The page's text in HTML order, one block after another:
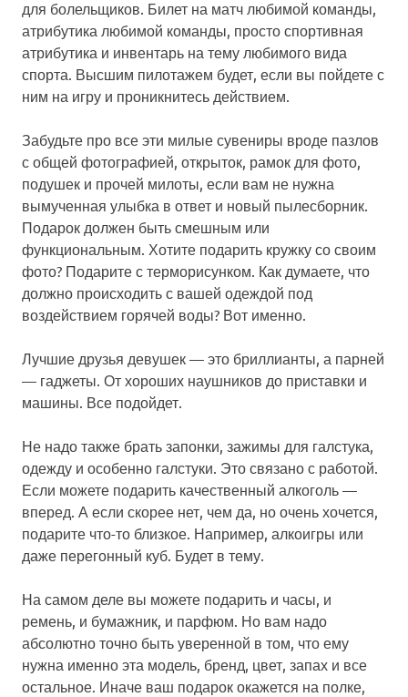
для болельщиков. Билет на матч любимой команды,
атрибутика любимой команды, просто спортивная
атрибутика и инвентарь на тему любимого вида
спорта. Высшим пилотажем будет, если вы пойдете с
ним на игру и проникнитесь действием.
Забудьте про все эти милые сувениры вроде пазлов
с общей фотографией, открыток, рамок для фото,
подушек и прочей милоты, если вам не нужна
вымученная улыбка в ответ и новый пылесборник.
Подарок должен быть смешным или
функциональным. Хотите подарить кружку со своим
фото? Подарите с терморисунком. Как думаете, что
должно происходить с вашей одеждой под
воздействием горячей воды? Вот именно.
Лучшие друзья девушек — это бриллианты, а парней
— гаджеты. От хороших наушников до приставки и
машины. Все подойдет.
Не надо также брать запонки, зажимы для галстука,
одежду и особенно галстуки. Это связано с работой.
Если можете подарить качественный алкоголь —
вперед. А если скорее нет, чем да, но очень хочется,
подарите что-то близкое. Например, алкоигры или
даже перегонный куб. Будет в тему.
На самом деле вы можете подарить и часы, и
ремень, и бумажник, и парфюм. Но вам надо
абсолютно точно быть уверенной в том, что ему
нужна именно эта модель, бренд, цвет, запах и все
остальное. Иначе ваш подарок окажется на полке,